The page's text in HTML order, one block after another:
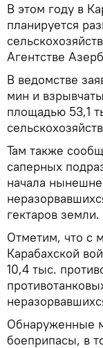
В этом году в
планируется
Агентстве
В ведомстве
мин и
площадью 53,1
Там также
саперных
начала
гектаров земли.
Отметим, что с
Карабахской
10,4 тыс.
Обнаруженные
боеприпасы, в